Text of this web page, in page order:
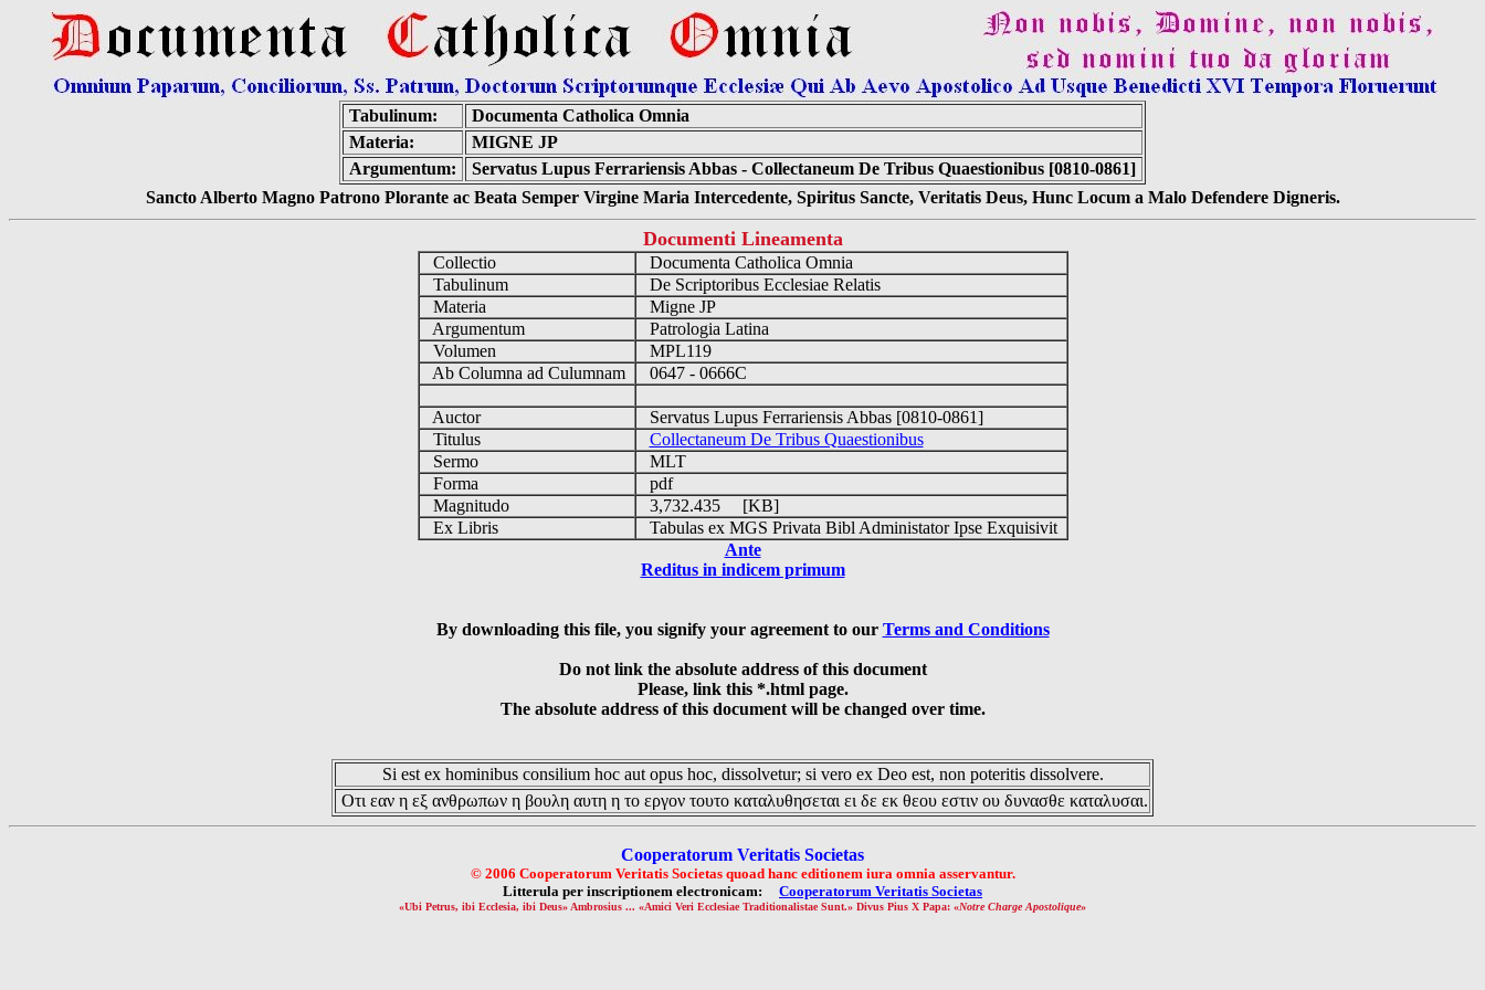
Tabulinum:
Documenta Catholica Omnia
Materia:
MIGNE JP
Argumentum:
Servatus Lupus Ferrariensis Abbas - Collectaneum De Tribus Quaestionibus [0810-0861]
Sancto Alberto Magno Patrono Plorante ac Beata Semper Virgine Maria Intercedente, Spiritus Sancte, Veritatis Deus, Hunc Locum a Malo Defendere Digneris.
Documenti Lineamenta
Collectio
Documenta Catholica Omnia
Tabulinum
De Scriptoribus Ecclesiae Relatis
Materia
Migne JP
Argumentum
Patrologia Latina
Volumen
MPL119
Ab Columna ad Culumnam
0647 - 0666C
Auctor
Servatus Lupus Ferrariensis Abbas [0810-0861]
Titulus
Collectaneum De Tribus Quaestionibus
Sermo
MLT
Forma
pdf
Magnitudo
3,732.435 [KB]
Ex Libris
Tabulas ex MGS Privata Bibl Administator Ipse Exquisivit
Ante
Reditus in indicem primum
By downloading this file, you signify your agreement to our Terms and Conditions
Do not link the absolute address of this document
Please, link this *.html page.
The absolute address of this document will be changed over time.
Si est ex hominibus consilium hoc aut opus hoc, dissolvetur; si vero ex Deo est, non poteritis dissolvere.
Οτι εαν η εξ ανθρωπων η βουλη αυτη η το εργον τουτο καταλυθησεται ει δε εκ θεου εστιν ου δυνασθε καταλυσαι.
Cooperatorum Veritatis Societas
© 2006 Cooperatorum Veritatis Societas quoad hanc editionem iura omnia asservantur.
Litterula per inscriptionem electronicam: Cooperatorum Veritatis Societas
«Ubi Petrus, ibi Ecclesia, ibi Deus» Ambrosius ... «Amici Veri Ecclesiae Traditionalistae Sunt.» Divus Pius X Papa: «Notre Charge Apostolique»